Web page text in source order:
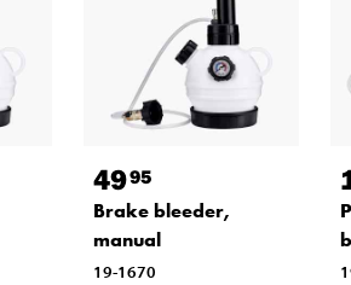
4995
Brake bleeder,
manual
19-1670